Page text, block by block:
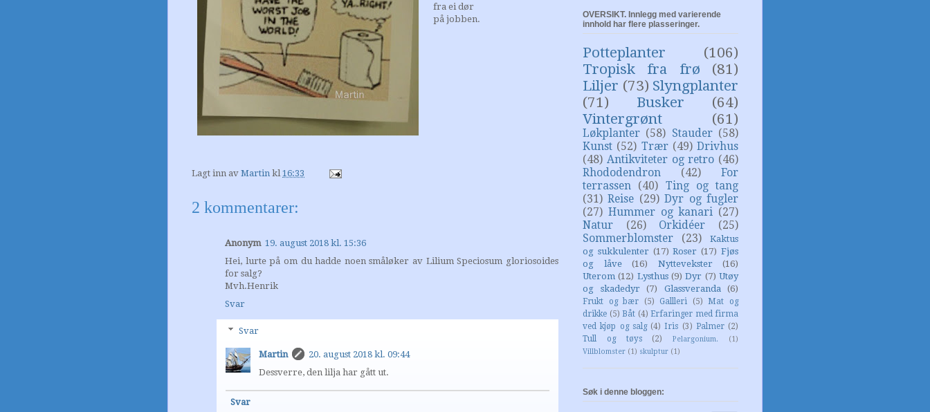
fra ei dør
på jobben.
Lagt inn av Martin kl16:33
2 kommentarer:
Anonym 19. august 2018 kl. 15:36
Hei, lurte på om du hadde noen småløker av Lilium Speciosum gloriosoides
for salg?
Mvh.Henrik
Svar
Svar
Martin
20. august 2018 kl. 09:44
Dessverre, den lilja har gått ut.
Svar
OVERSIKT. Innlegg med varierende
innhold har flere plasseringer.
Potteplanter
(106)
Tropisk fra frø
(81)
Liljer (73) Slyngplanter
(71)
Busker
(64)
Vintergrønt
(61)
Løkplanter (58) Stauder (58)
Kunst (52) Trær (49) Drivhus
(48) Antikviteter og retro (46)
Rhododendron
(42)
For
terrassen
(40) Ting og tang
(31) Reise (29) Dyr og fugler
(27) Hummer og kanari (27)
Natur
(26) Orkidéer
(25)
Sommerblomster
(23)
Kaktus
og sukkulenter (17) Roser (17) Fjøs
og låve
(16) Nyttevekster
(16)
Uterom (12) Lysthus (9) Dyr (7) Utøy
og skadedyr
(7) Glassveranda (6)
Frukt og bær (5) Gallleri (5)
Mat og
drikke (5) Båt (4) Erfaringer med firma
ved kjøp og salg (4) Iris (3) Palmer (2)
Tull og tøys
(2) Pelargonium.
(1)
Villblomster (1) skulptur (1)
Søk i denne bloggen: